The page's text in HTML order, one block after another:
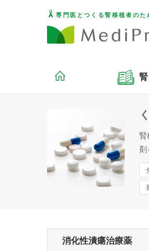
専門医とつくる腎移植者のた
腎
剤
消化性潰瘍治療薬